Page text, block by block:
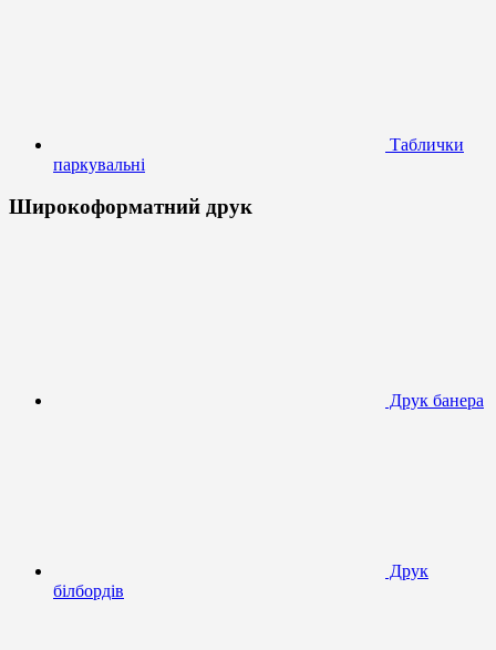
Таблички
паркувальні
Широкоформатний друк
Друк банера
Друк
білбордів